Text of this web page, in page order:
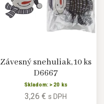
Závesný snehuliak, 10 ks
D6667
Skladom: > 20 ks
3,26 €s DPH